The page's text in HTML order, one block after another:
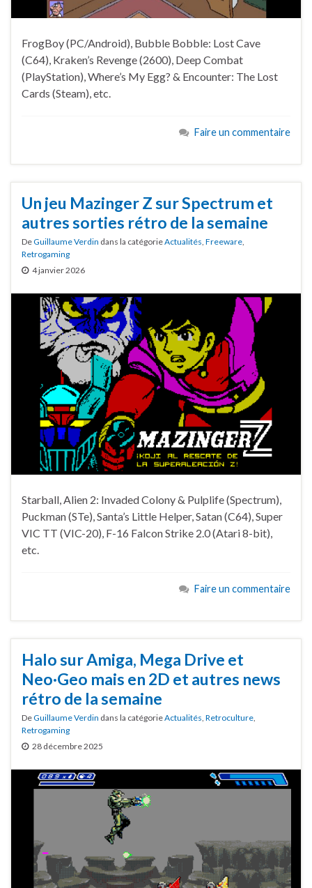
FrogBoy (PC/Android), Bubble Bobble: Lost Cave
(C64), Kraken’s Revenge (2600), Deep Combat
(PlayStation), Where’s My Egg? & Encounter: The Lost
Cards (Steam), etc.
Faire un commentaire
Un jeu Mazinger Z sur Spectrum et
autres sorties rétro de la semaine
DeGuillaume Verdin dans la catégorieActualités Freeware
Retrogaming
4 janvier 2026
Starball, Alien 2: Invaded Colony & Pulplife (Spectrum),
Puckman (STe), Santa’s Little Helper, Satan (C64), Super
VIC TT (VIC-20), F-16 Falcon Strike 2.0 (Atari 8-bit),
etc.
Faire un commentaire
Halo sur Amiga, Mega Drive et
Neo·Geo mais en 2D et autres news
rétro de la semaine
DeGuillaume Verdin dans la catégorieActualités Retroculture
Retrogaming
28 décembre 2025